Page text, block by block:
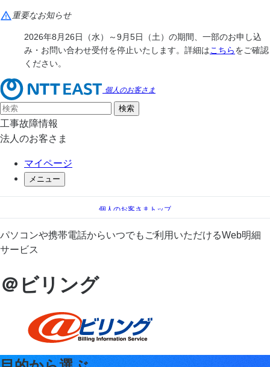
重要なお知らせ
2026年8月26日（水）～9月5日（土）の期間、一部のお申し込
み・お問い合わせ受付を停止いたします。詳細はこちらをご確認
ください。
個人のお客さま
工事故障情報
法人のお客さま
マイページ
メニュー
個人のお客さまトップ
手続き（移転、変更）
料金のお支払い
＠ビリング
パソコンや携帯電話からいつでもご利用いただけるWeb明細
サービス
＠ビリング